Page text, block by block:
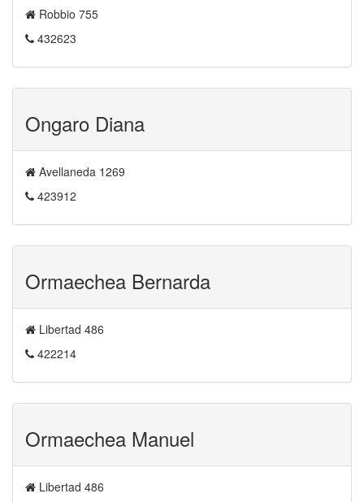
Robbio 755
432623
Ongaro Diana
Avellaneda 1269
423912
Ormaechea Bernarda
Libertad 486
422214
Ormaechea Manuel
Libertad 486